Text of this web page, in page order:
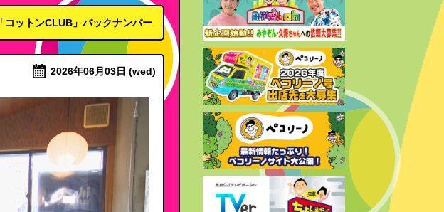
「コットンCLUB」バックナンバー
2026年06月03日 (wed)